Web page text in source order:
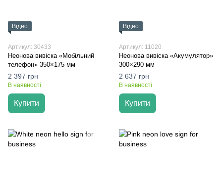
Відео
Артикул: 30433
Неонова вивіска «Мобільний
телефон» 350×175 мм
2 397 грн
В наявності
Купити
Відео
Артикул: 11020
Неонова вивіска «Акумулятор»
300×290 мм
2 637 грн
В наявності
Купити